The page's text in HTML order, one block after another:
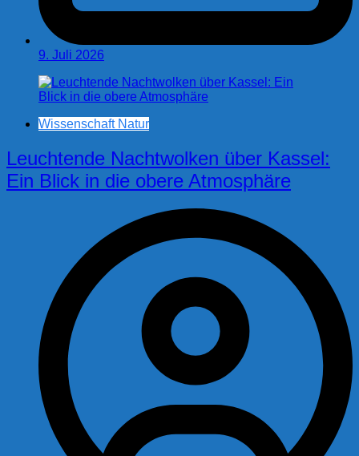
9. Juli 2026
Wissenschaft Natur
Leuchtende Nachtwolken über Kassel:
Ein Blick in die obere Atmosphäre